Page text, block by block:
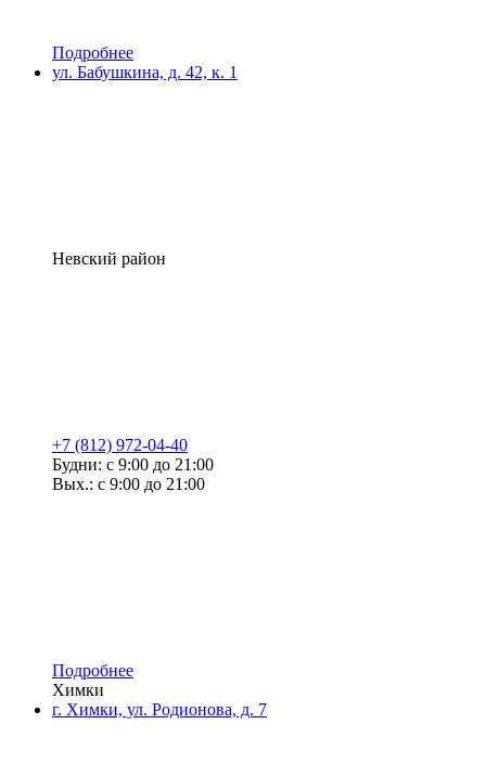
Подробнее
ул. Бабушкина, д. 42, к. 1
Невский район
+7 (812) 972-04-40
Будни: с 9:00 до 21:00
Вых.: с 9:00 до 21:00
Подробнее
Химки
г. Химки, ул. Родионова, д. 7